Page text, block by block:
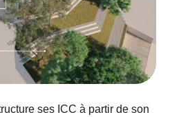
ses ICC à partir de son